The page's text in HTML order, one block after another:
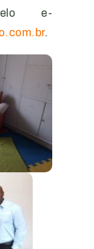
e-
.